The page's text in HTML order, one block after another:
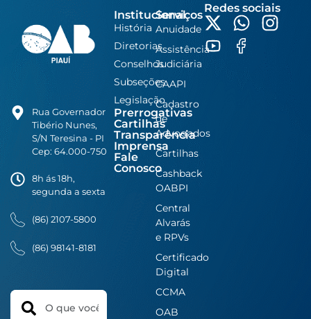
Rua Governador
Tibério Nunes,
S/N Teresina - PI
Cep: 64.000-750
8h ás 18h,
segunda a sexta
(86) 2107-5800
(86) 98141-8181
Search
Institucional
História
Diretorias
Conselhos
Subseções
Legislação
Prerrogativas
Cartilhas
Transparência
Imprensa
Fale
Conosco
Serviços
Anuidade
Assistência
Judiciária
CAAPI
Cadastro
de
Advogados
Cartilhas
Cashback
OABPI
Central
Alvarás
e RPVs
Certificado
Digital
CCMA
OAB
Redes sociais